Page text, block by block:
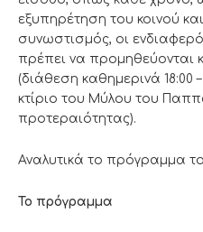
εξυπηρέτηση του κοινού
συνωστισμός, οι
πρέπει να προμηθεύονται
(διάθεση καθημερινά 18:00
κτίριο του Μύλου του
προτεραιότητας).
Αναλυτικά το πρόγραμμα
Το πρόγραμμα